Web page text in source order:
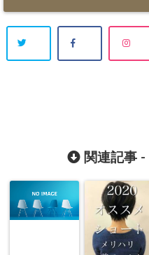
関連記事 -